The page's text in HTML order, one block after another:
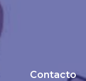
Contacto